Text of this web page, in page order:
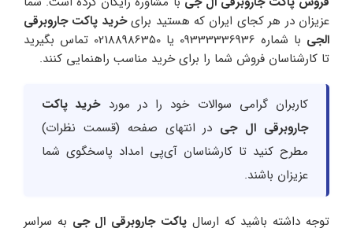
عزیزان در هر کجای ایران که هستید برایخرید پاکت جاروبرقی
الجی
با شماره 09333336936 یا 02188986350 تماس بگیرید
تا کارشناسان فروش شما را برای خرید مناسب راهنمایی کنند.
کاربران گرامی سوالات خود را در موردخرید پاکت
جاروبرقی ال جی در انتهای صفحه (قسمت نظرات)
مطرح کنید تا کارشناسان آی‌پی امداد پاسخگوی شما
عزیزان باشند.
توجه داشته باشید که ارسال پاکت جاروبرقی ال جی به سراسر